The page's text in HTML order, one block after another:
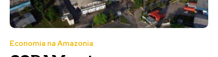
Economia na Amazonia